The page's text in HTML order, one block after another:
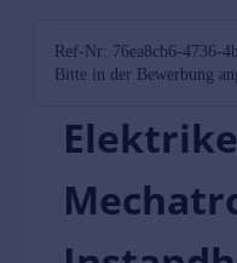
Ref-Nr: 76ea8cb6-4736-
Bitte in der Bewerbung